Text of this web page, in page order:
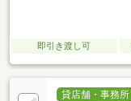
即引き渡し可
貸店舗・事務所